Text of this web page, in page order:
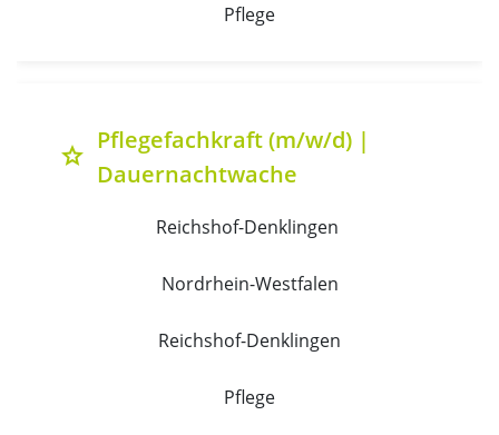
Pflege
grade
Pflegefachkraft (m/w/d) |
Dauernachtwache
Reichshof-Denklingen
Nordrhein-Westfalen
Reichshof-Denklingen
Pflege